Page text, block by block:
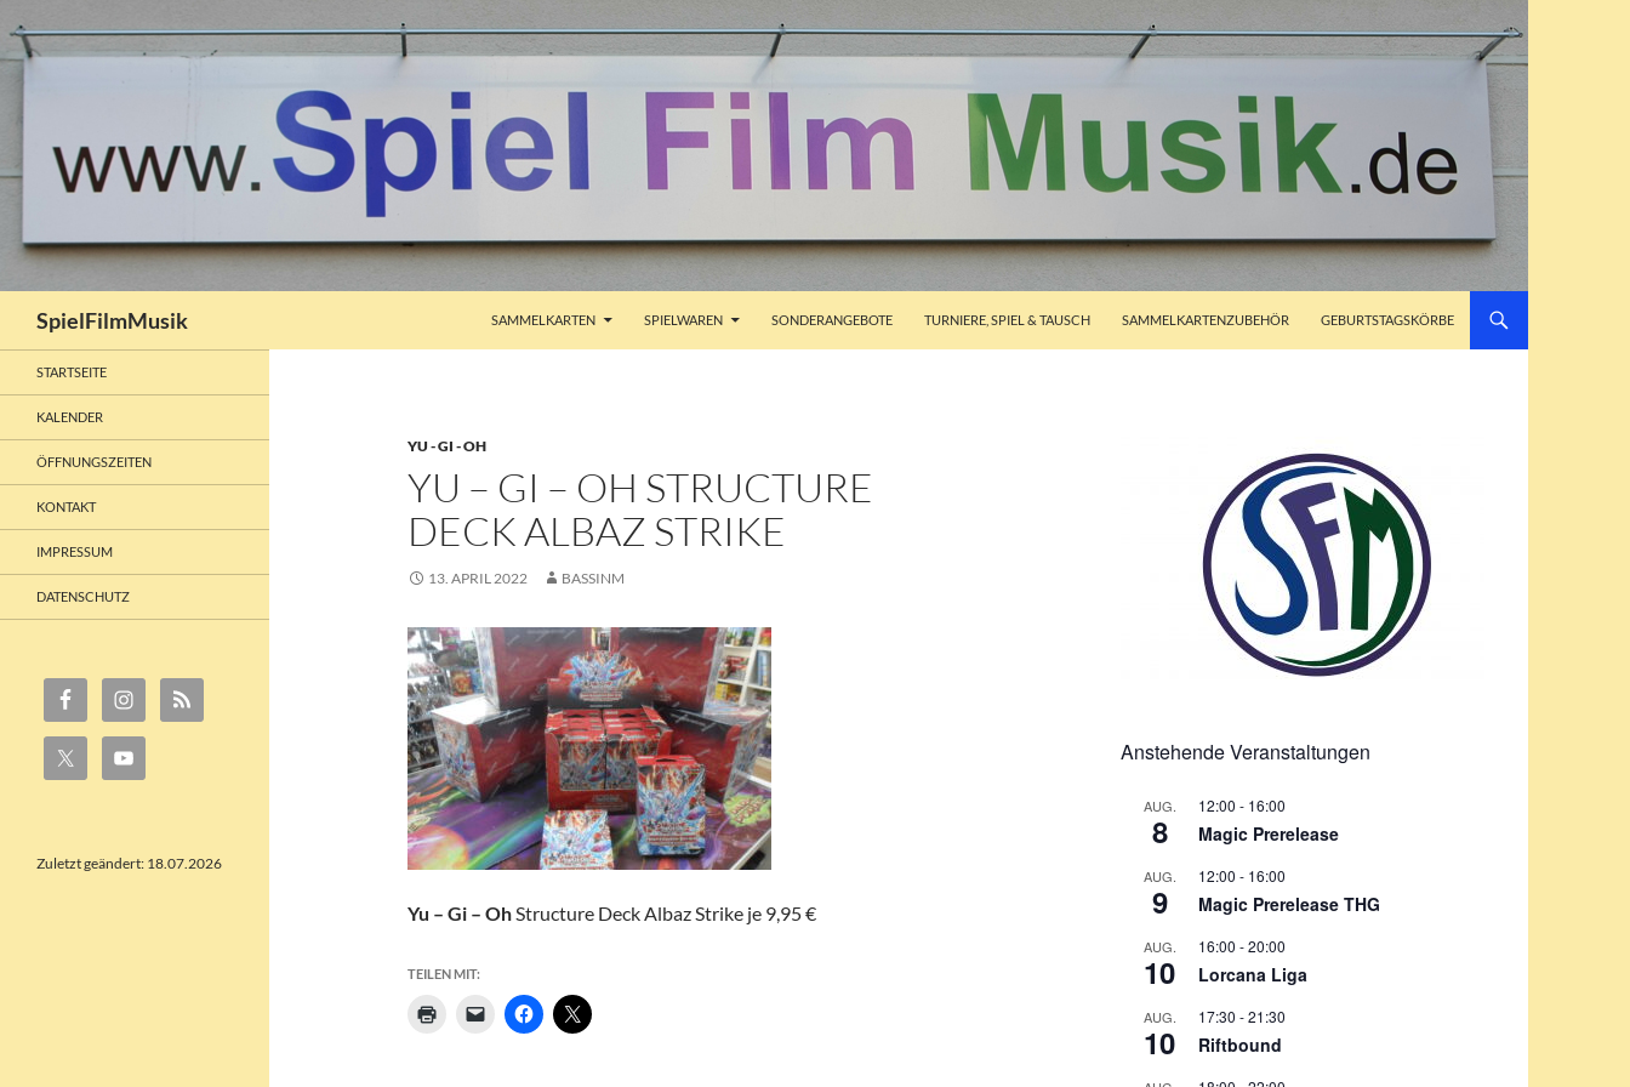
SpielFilmMusik
SAMMELKARTEN
SPIELWAREN SONDERANGEBOTE TURNIERE, SPIEL & TAUSCH SAMMELKARTENZUBEHÖR GEBURTSTAGSKÖRBE
YU - GI - OH
YU – GI – OH STRUCTURE
DECK ALBAZ STRIKE
13. APRIL 2022 BASSINM
Yu – Gi – OhStructure Deck Albaz Strike je 9,95 €
TEILEN MIT:
Anstehende Veranstaltungen
AUG.
8
12:00 - 16:00
Magic Prerelease
AUG.
9
12:00 - 16:00
Magic Prerelease THG
AUG.
10
16:00 -20:00
Lorcana Liga
AUG.
10
17:30 -21:30
Riftbound
STARTSEITE
KALENDER
ÖFFNUNGSZEITEN
KONTAKT
IMPRESSUM
DATENSCHUTZ
Zuletzt geändert: 18.07.2026